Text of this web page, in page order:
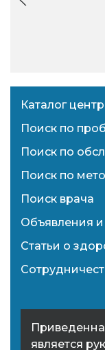
Каталог
Поиск по
Поиск по
Поиск по
Поиск врача
Объявления и
Статьи о
является